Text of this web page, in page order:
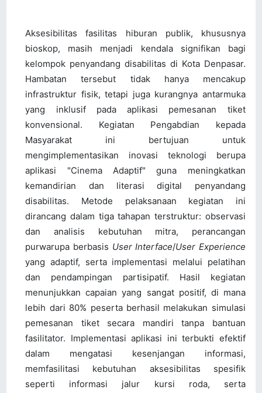
Aksesibilitas fasilitas hiburan publik, khususnya
bioskop, masih menjadi kendala signifikan bagi
kelompok penyandang disabilitas di Kota Denpasar.
Hambatan tersebut tidak hanya mencakup
infrastruktur fisik, tetapi juga kurangnya antarmuka
yang inklusif pada aplikasi pemesanan tiket
konvensional. Kegiatan Pengabdian kepada
Masyarakat ini bertujuan untuk
mengimplementasikan inovasi teknologi berupa
aplikasi "Cinema Adaptif" guna meningkatkan
kemandirian dan literasi digital penyandang
disabilitas. Metode pelaksanaan kegiatan ini
dirancang dalam tiga tahapan terstruktur: observasi
dan analisis kebutuhan mitra, perancangan
purwarupa berbasis User Interface/User Experience
yang adaptif, serta implementasi melalui pelatihan
dan pendampingan partisipatif. Hasil kegiatan
menunjukkan capaian yang sangat positif, di mana
lebih dari 80% peserta berhasil melakukan simulasi
pemesanan tiket secara mandiri tanpa bantuan
fasilitator. Implementasi aplikasi ini terbukti efektif
dalam mengatasi kesenjangan informasi,
memfasilitasi kebutuhan aksesibilitas spesifik
seperti informasi jalur kursi roda, serta